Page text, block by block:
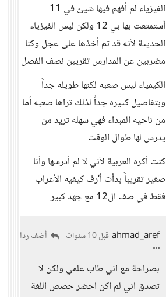
الفيزياء لم أفهم فيها شيئ في 11
أستمتعت بها بي 12 ولكن ليس الفيزياء
الحديثة لأنه قد تم أخذها على عجل وكنا
مضربين عن المدارس تقريبن نصف الفصل
الكيمياء ليس صعبه لكنها طويله جداً
وبتفاصيل كثيره جداً لذلك تراها صعبه أما
من ناحيه المبداء فهي سهله تريد من
يدرس لها طوال الوقت
كنت أكره العربية لأني لا لم أدرسها وأنا
صغير تقريباً بدأت أ‘رف كيفيه الأعراب
فقط في صف ال12 مع جهد كبير
ahmad_aref قبل 10 سنوات أضف ردا
بصراحة مع اني طاب علمي ولكن لا
تصدق اني لم اكن احضر حصص اللغة